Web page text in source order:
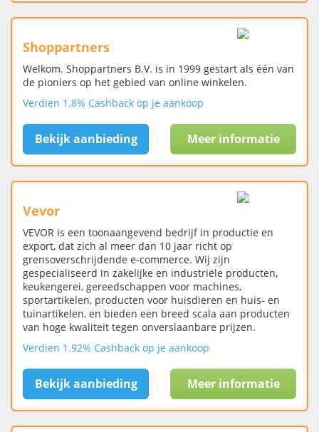
Shoppartners
Welkom. Shoppartners B.V. is in 1999 gestart als één van
de pioniers op het gebied van online winkelen.
Verdien 1.8% Cashback op je aankoop
Bekijk aanbieding Meer informatie
Vevor
VEVOR is een toonaangevend bedrijf in productie en
export, dat zich al meer dan 10 jaar richt op
grensoverschrijdende e-commerce. Wij zijn
gespecialiseerd in zakelijke en industriële producten,
keukengerei, gereedschappen voor machines,
sportartikelen, producten voor huisdieren en huis- en
tuinartikelen, en bieden een breed scala aan producten
van hoge kwaliteit tegen onverslaanbare prijzen.
Verdien 1.92% Cashback op je aankoop
Bekijk aanbieding Meer informatie